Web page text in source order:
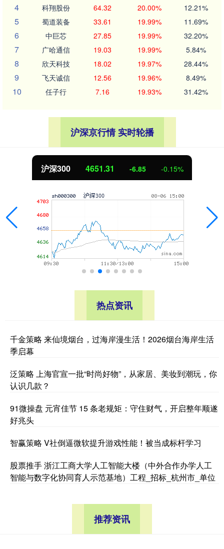
4 科翔股份 64.32 20.00% 12.21%
5 蜀道装备 33.61 19.99% 11.69%
6 中巨芯 27.85 19.99% 32.20%
7 广哈通信 19.03 19.99% 5.84%
8 欣天科技 18.02 19.97% 28.44%
9 飞天诚信 12.56 19.96% 8.49%
10 任子行 7.16 19.93% 31.42%
沪深京行情 实时轮播
沪深300 4651.31 -6.85 -0.15%
热点资讯
千金策略 来仙境烟台，过海岸漫生活！2026烟台海岸生活
季启幕
泛策略 上海官宣一批“时尚好物”，从家居、美妆到潮玩，你
认识几款？
91微操盘 元宵佳节 15 条老规矩：守住财气，开启整年顺遂
好兆头
智赢策略 V社倒逼微软提升游戏性能！被当成标杆学习
股票推手 浙江工商大学人工智能大楼（中外合作办学人工
智能与数字化协同育人示范基地）工程_招标_杭州市_单位
推荐资讯